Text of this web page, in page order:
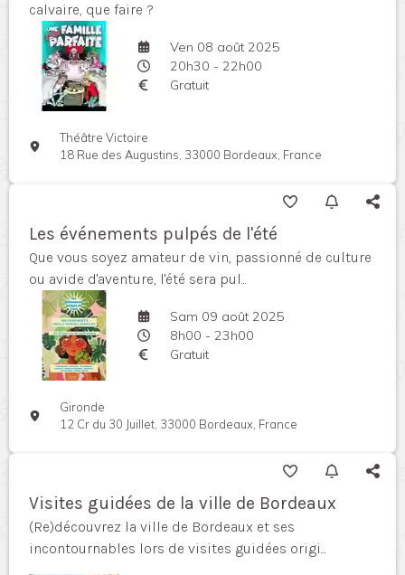
calvaire, que faire ?
Ven 08 août 2025
20h30 - 22h00
Gratuit
Théâtre Victoire
18 Rue des Augustins, 33000 Bordeaux, France
Les événements pulpés de l'été
Que vous soyez amateur de vin, passionné de culture
ou avide d'aventure, l'été sera pul...
Sam 09 août 2025
8h00 - 23h00
Gratuit
Gironde
12 Cr du 30 Juillet, 33000 Bordeaux, France
Visites guidées de la ville de Bordeaux
(Re)découvrez la ville de Bordeaux et ses
incontournables lors de visites guidées origi...